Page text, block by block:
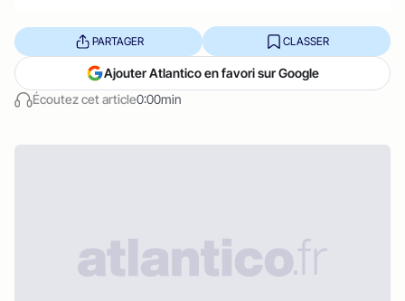
Écoutez cet article0:00min
PARTAGER CLASSER
Ajouter Atlantico en favori sur Google